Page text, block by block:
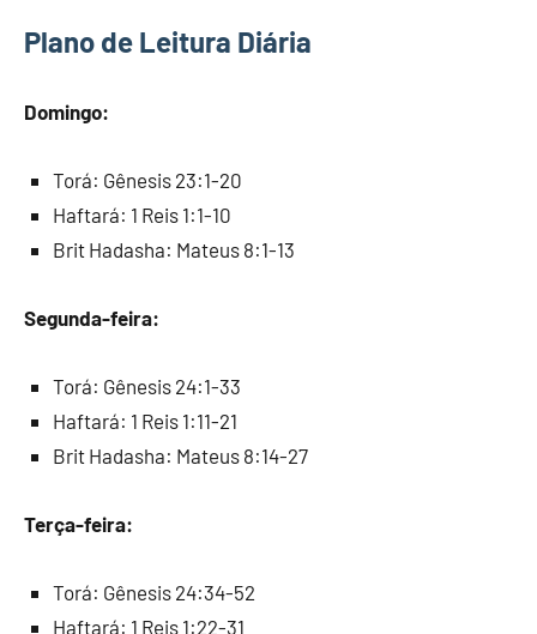
Plano de Leitura Diária
Domingo:
Torá: Gênesis 23:1-20
Haftará: 1 Reis 1:1-10
Brit Hadasha: Mateus 8:1-13
Segunda-feira:
Torá: Gênesis 24:1-33
Haftará: 1 Reis 1:11-21
Brit Hadasha: Mateus 8:14-27
Terça-feira:
Torá: Gênesis 24:34-52
Haftará: 1 Reis 1:22-31